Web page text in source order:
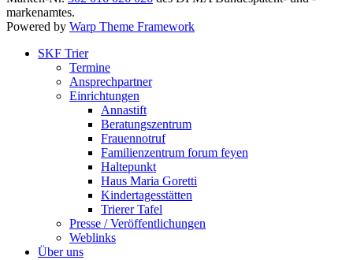
markenamtes.
Powered by Warp Theme Framework
SKF Trier
Termine
Ansprechpartner
Einrichtungen
Annastift
Beratungszentrum
Frauennotruf
Familienzentrum forum feyen
Haltepunkt
Haus Maria Goretti
Kindertagesstätten
Trierer Tafel
Presse / Veröffentlichungen
Weblinks
Über uns